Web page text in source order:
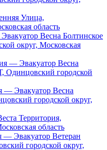
Улица,
область
Весна Болтинское
округ, Московская
— Эвакуатор Весна
Одинцовский городской
— Эвакуатор Весна
городской округ,
Территория,
область
— Эвакуатор Ветеран
городской округ,